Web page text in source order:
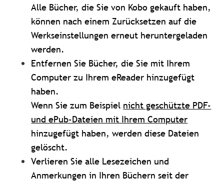
Alle Bücher, die Sie von Kobo gekauft haben,
können nach einem Zurücksetzen auf die
Werkseinstellungen erneut heruntergeladen
werden.
Entfernen Sie Bücher, die Sie mit Ihrem
Computer zu Ihrem eReader hinzugefügt
haben.
Wenn Sie zum Beispiel nicht geschützte PDF-
und ePub-Dateien mit Ihrem Computer
hinzugefügt haben, werden diese Dateien
gelöscht.
Verlieren Sie alle Lesezeichen und
Anmerkungen in Ihren Büchern seit der